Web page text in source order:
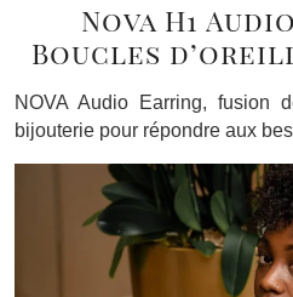
Nova H1
Boucles
NOVA Audio Earring, fusion
bijouterie pour répondre aux